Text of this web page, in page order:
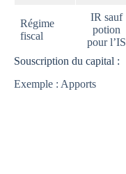
Régime
fiscal
IR sauf
potion
pour l’IS
Souscription du capital :
Exemple : Apports